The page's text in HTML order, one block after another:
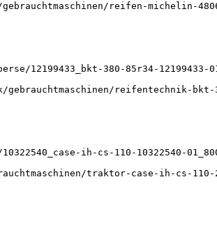
reifen-michelin-
12199433_bkt-380-85r34-12199433-
reifentechnik-bkt-
ih-cs-110-10322540-
traktor-case-ih-cs-110-